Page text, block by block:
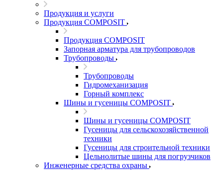
Продукция и услуги
Продукция COMPOSIT
Продукция COMPOSIT
Запорная арматура для трубопроводов
Трубопроводы
Трубопроводы
Гидромеханизация
Горный комплекс
Шины и гусеницы COMPOSIT
Шины и гусеницы COMPOSIT
Гусеницы для сельскохозяйственной
техники
Гусеницы для строительной техники
Цельнолитые шины для погрузчиков
Инженерные средства охраны